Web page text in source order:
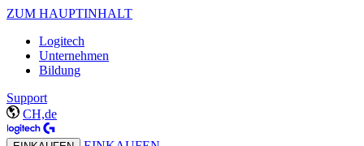
ZUM HAUPTINHALT
Logitech
Unternehmen
Bildung
Support
CH,de